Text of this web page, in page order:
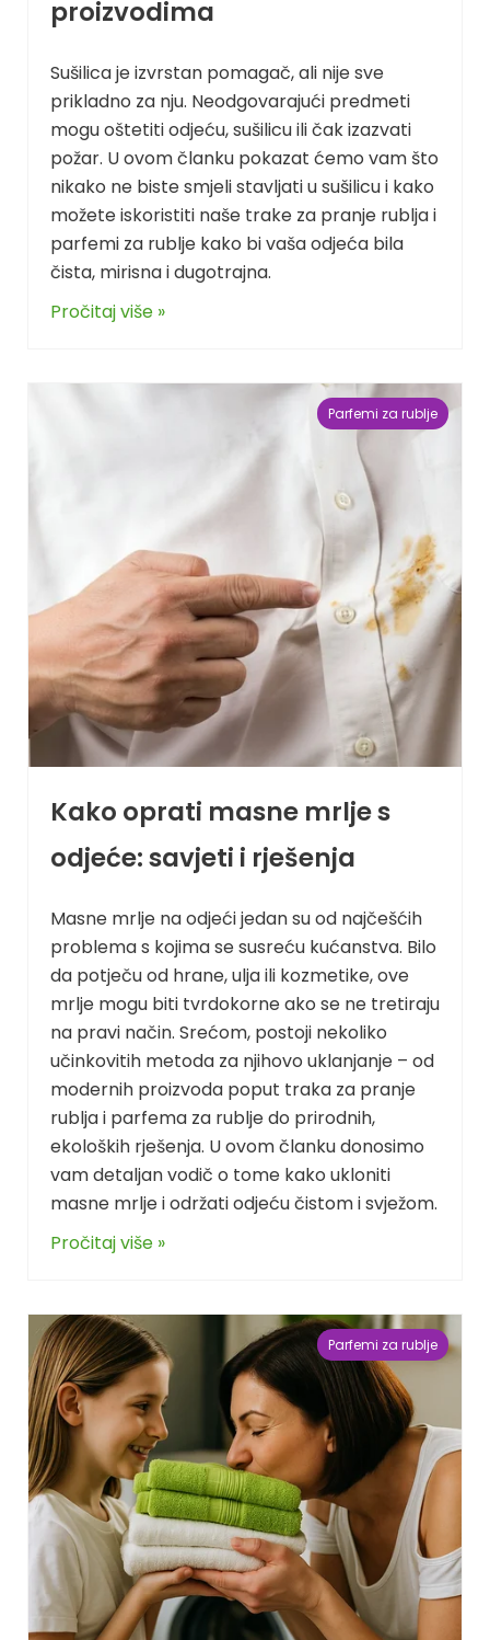
proizvodima
Sušilica je izvrstan pomagač, ali nije sve
prikladno za nju. Neodgovarajući predmeti
mogu oštetiti odjeću, sušilicu ili čak izazvati
požar. U ovom članku pokazat ćemo vam što
nikako ne biste smjeli stavljati u sušilicu i kako
možete iskoristiti naše trake za pranje rublja i
parfemi za rublje kako bi vaša odjeća bila
čista, mirisna i dugotrajna.
Pročitaj više »
Parfemi za rublje
Kako oprati masne mrlje s
odjeće: savjeti i rješenja
Masne mrlje na odjeći jedan su od najčešćih
problema s kojima se susreću kućanstva. Bilo
da potječu od hrane, ulja ili kozmetike, ove
mrlje mogu biti tvrdokorne ako se ne tretiraju
na pravi način. Srećom, postoji nekoliko
učinkovitih metoda za njihovo uklanjanje – od
modernih proizvoda poput traka za pranje
rublja i parfema za rublje do prirodnih,
ekoloških rješenja. U ovom članku donosimo
vam detaljan vodič o tome kako ukloniti
masne mrlje i održati odjeću čistom i svježom.
Pročitaj više »
Parfemi za rublje